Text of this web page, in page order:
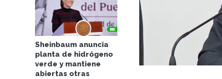
Sheinbaum anuncia
planta de hidrógeno
verde y mantiene
abiertas otras